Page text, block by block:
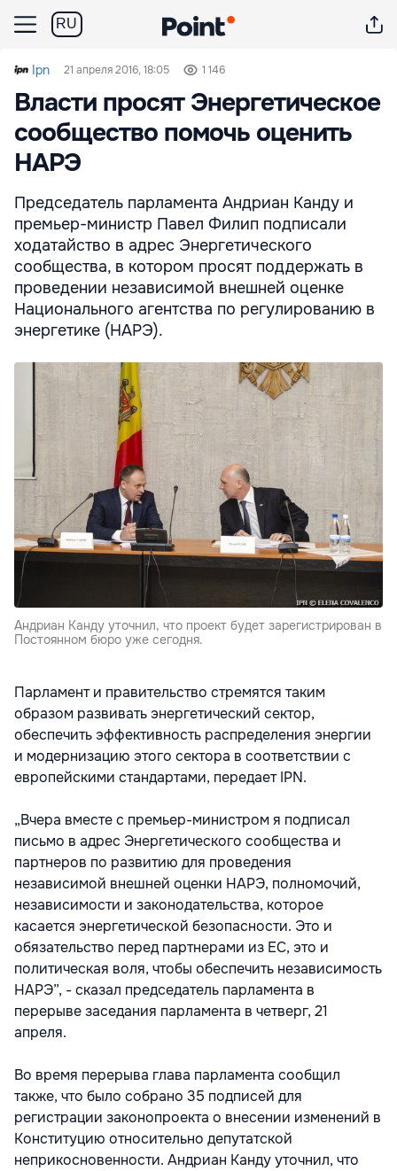
RU
Ipn 21 апреля 2016, 18:05 1 146
Власти просят Энергетическое
сообщество помочь оценить
НАРЭ
Председатель парламента Андриан Канду и
премьер-министр Павел Филип подписали
ходатайство в адрес Энергетического
сообщества, в котором просят поддержать в
проведении независимой внешней оценке
Национального агентства по регулированию в
энергетике (НАРЭ).
Андриан Канду уточнил, что проект будет зарегистрирован в
Постоянном бюро уже сегодня.
Парламент и правительство стремятся таким
образом развивать энергетический сектор,
обеспечить эффективность распределения энергии
и модернизацию этого сектора в соответствии с
европейскими стандартами, передает IPN.
„Вчера вместе с премьер-министром я подписал
письмо в адрес Энергетического сообщества и
партнеров по развитию для проведения
независимой внешней оценки НАРЭ, полномочий,
независимости и законодательства, которое
касается энергетической безопасности. Это и
обязательство перед партнерами из ЕС, это и
политическая воля, чтобы обеспечить независимость
НАРЭ”, - сказал председатель парламента в
перерыве заседания парламента в четверг, 21
апреля.
Во время перерыва глава парламента сообщил
также, что было собрано 35 подписей для
регистрации законопроекта о внесении изменений в
Конституцию относительно депутатской
неприкосновенности. Андриан Канду уточнил, что